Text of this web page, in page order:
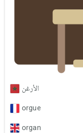
الأرغن
orgue
organ